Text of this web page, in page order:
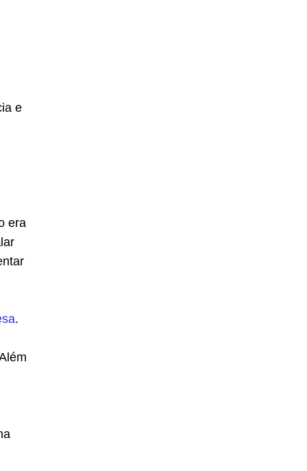
e
era
.